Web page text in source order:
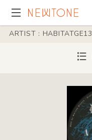
ARTIST : HABITATGE13